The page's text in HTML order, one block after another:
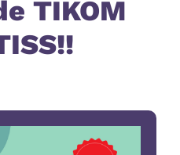
TIKOM